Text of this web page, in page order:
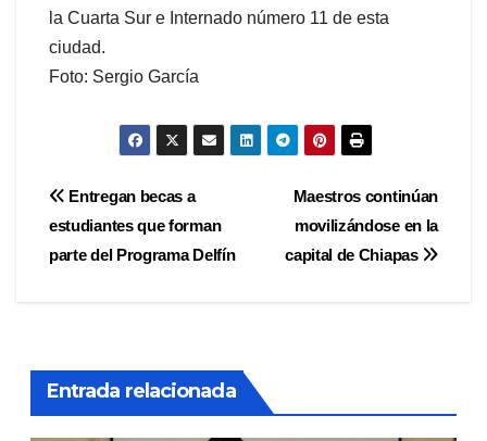
la Cuarta Sur e Internado número 11 de esta
ciudad.
Foto: Sergio García
Navegación
de
Maestros continúan
movilizándose en la
capital de Chiapas
Entregan becas a
estudiantes que forman
parte del Programa Delfín
Entrada relacionada